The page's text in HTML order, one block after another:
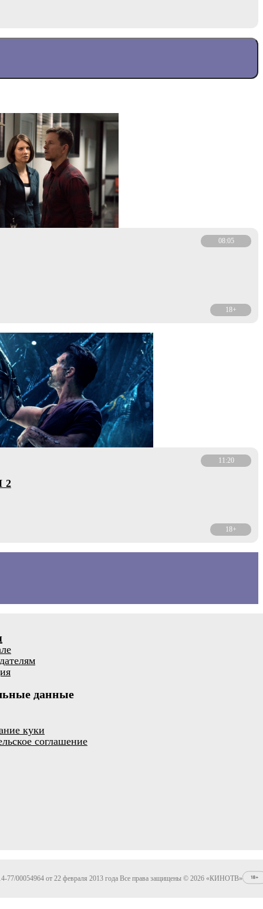
08:05
18+
11:20
2
18+
данные
куки
соглашение
00054964 от 22 февраля 2013 года Все права защищены © 2026 «КИНОТВ»